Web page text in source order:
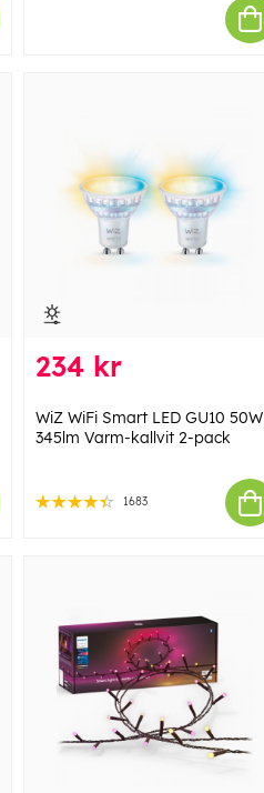
234 kr
WiZ WiFi Smart LED GU10 50W
345lm Varm-kallvit 2-pack
1683